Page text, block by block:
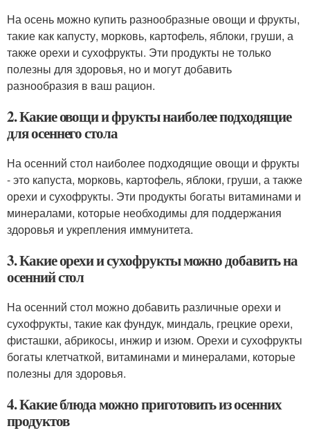
На осень можно купить разнообразные овощи и фрукты,
такие как капусту, морковь, картофель, яблоки, груши, а
также орехи и сухофрукты. Эти продукты не только
полезны для здоровья, но и могут добавить
разнообразия в ваш рацион.
2. Какие овощи и фрукты наиболее подходящие
для осеннего стола
На осенний стол наиболее подходящие овощи и фрукты
- это капуста, морковь, картофель, яблоки, груши, а также
орехи и сухофрукты. Эти продукты богаты витаминами и
минералами, которые необходимы для поддержания
здоровья и укрепления иммунитета.
3. Какие орехи и сухофрукты можно добавить на
осенний стол
На осенний стол можно добавить различные орехи и
сухофрукты, такие как фундук, миндаль, грецкие орехи,
фисташки, абрикосы, инжир и изюм. Орехи и сухофрукты
богаты клетчаткой, витаминами и минералами, которые
полезны для здоровья.
4. Какие блюда можно приготовить из осенних
продуктов